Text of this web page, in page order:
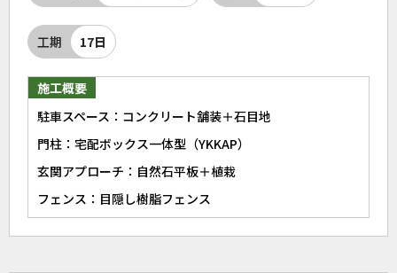
工期 17日
施工概要
駐車スペース：コンクリート舗装＋石目地
門柱：宅配ボックス一体型（YKKAP）
玄関アプローチ：自然石平板＋植栽
フェンス：目隠し樹脂フェンス